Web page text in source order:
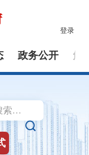
登录
政务公开 解
